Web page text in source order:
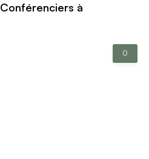
Conférenciers à
0